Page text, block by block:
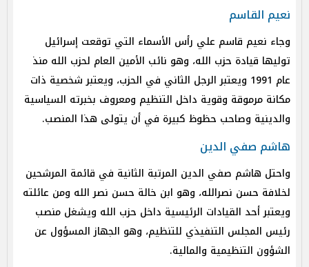
نعيم القاسم
وجاء نعيم قاسم علي رأس الأسماء التي توقعت إسرائيل
توليها قيادة حزب الله، وهو نائب الأمين العام لحزب الله منذ
عام 1991 ويعتبر الرجل الثاني في الحزب، ويعتبر شخصية ذات
مكانة مرموقة وقوية داخل التنظيم ومعروف بخبرته السياسية
والدينية وصاحب حظوظ كبيرة في أن يتولى هذا المنصب.
هاشم صفي الدين
واحتل هاشم صفي الدين المرتبة الثانية في قائمة المرشحين
لخلافة حسن نصرالله، وهو ابن خالة حسن نصر الله ومن عائلته
ويعتبر أحد القيادات الرئيسية داخل حزب الله ويشغل منصب
رئيس المجلس التنفيذي للتنظيم، وهو الجهاز المسؤول عن
الشؤون التنظيمية والمالية.